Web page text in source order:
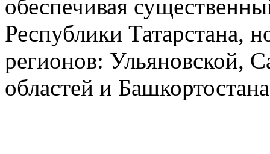
обеспечивая
Республики Татарстана,
регионов: Ульяновской,
областей и